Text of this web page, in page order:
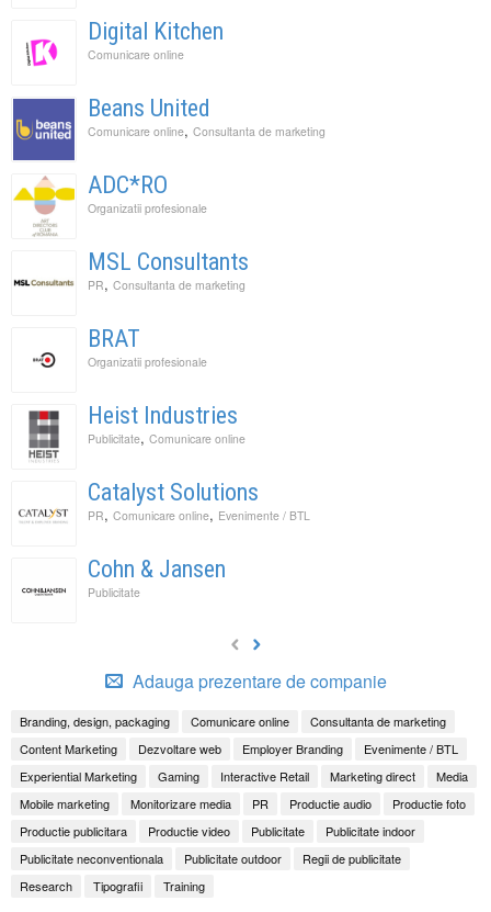
Digital Kitchen
Comunicare online
Beans United
Comunicare online, Consultanta de marketing
ADC*RO
Organizatii profesionale
MSL Consultants
PR, Consultanta de marketing
BRAT
Organizatii profesionale
Heist Industries
Publicitate, Comunicare online
Catalyst Solutions
PR, Comunicare online, Evenimente / BTL
Cohn & Jansen
Publicitate
Adauga prezentare de companie
Branding, design, packaging Comunicare online
Consultanta de marketing
Content Marketing
Dezvoltare web Employer Branding
Evenimente / BTL
Experiential Marketing
Gaming Interactive Retail Marketing direct
Media
Mobile marketing
Monitorizare media PR Productie audio
Productie foto
Productie publicitara
Productie video Publicitate
Publicitate indoor
Publicitate neconventionala
Publicitate outdoor
Regii de publicitate
Research
Tipografii Training